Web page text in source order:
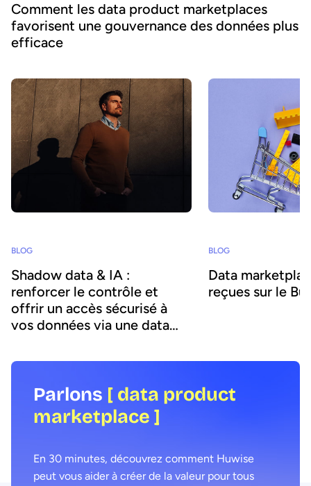
Comment les data product marketplaces
favorisent une gouvernance des données plus
efficace
BLOG
Shadow data & IA :
renforcer le contrôle et
offrir un accès sécurisé à
vos données via une data
BLOG
Data
reçues sur le
Parlons [ data product
marketplace ]
En 30 minutes, découvrez comment Huwise
peut vous aider à créer de la valeur pour tous